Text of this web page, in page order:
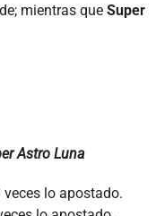
mientras que Super
Astro Luna
lo apostado.